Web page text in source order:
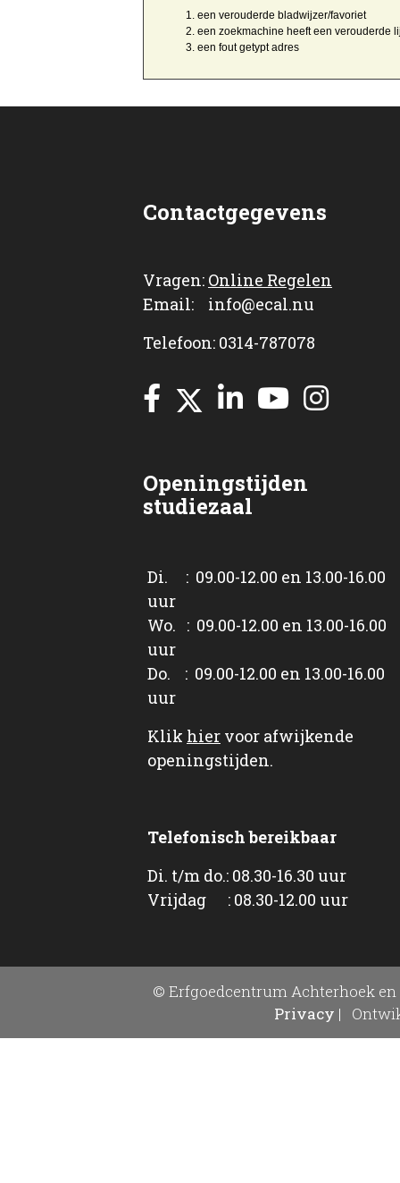
een verouderde bladwijzer/favoriet
een zoekmachine heeft een verouderde
een fout getyptadres
Contactgegevens
Vragen: Online Regelen
Email: info@ecal.nu
Telefoon: 0314-787078
Openingstijden
studiezaal
Di. : 09.00-12.00 en 13.00-16.00
uur
Wo. : 09.00-12.00 en 13.00-16.00
uur
Do. : 09.00-12.00 en 13.00-16.00
uur
Klik hier voor afwijkende
openingstijden.
Telefonisch bereikbaar
Di. t/m do.: 08.30-16.30 uur
Vrijdag : 08.30-12.00 uur
© Erfgoedcentrum Achterhoek en
Privacy |